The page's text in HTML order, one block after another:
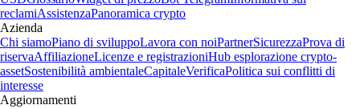
reclamiAssistenzaPanoramica crypto
Azienda
Chi siamoPiano di sviluppoLavora con noiPartnerSicurezzaProva di
riservaAffiliazioneLicenze e registrazioniHub esplorazione crypto-
assetSostenibilità ambientaleCapitaleVerificaPolitica sui conflitti di
interesse
Aggiornamenti